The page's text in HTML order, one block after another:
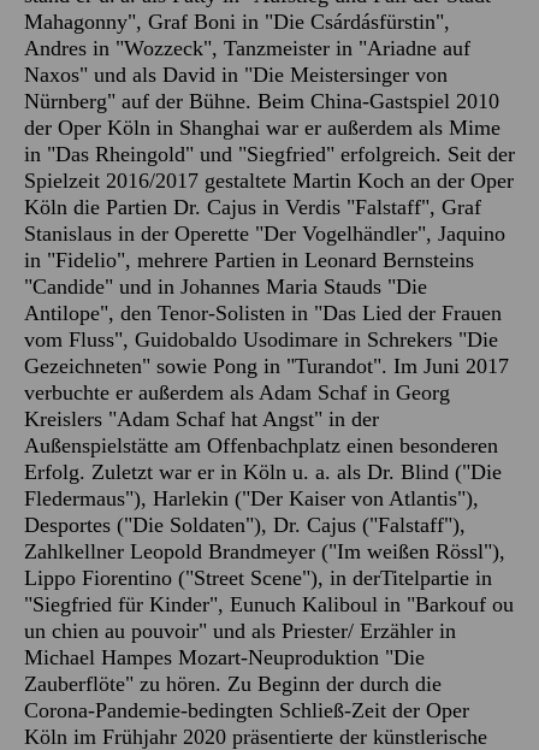
Mahagonny", Graf Boni in "Die Csárdásfürstin",
Andres in "Wozzeck", Tanzmeister in "Ariadne auf
Naxos" und als David in "Die Meistersinger von
Nürnberg" auf der Bühne. Beim China-Gastspiel 2010
der Oper Köln in Shanghai war er außerdem als Mime
in "Das Rheingold" und "Siegfried" erfolgreich. Seit der
Spielzeit 2016/2017 gestaltete Martin Koch an der Oper
Köln die Partien Dr. Cajus in Verdis "Falstaff", Graf
Stanislaus in der Operette "Der Vogelhändler", Jaquino
in "Fidelio", mehrere Partien in Leonard Bernsteins
"Candide" und in Johannes Maria Stauds "Die
Antilope", den Tenor-Solisten in "Das Lied der Frauen
vom Fluss", Guidobaldo Usodimare in Schrekers "Die
Gezeichneten" sowie Pong in "Turandot". Im Juni 2017
verbuchte er außerdem als Adam Schaf in Georg
Kreislers "Adam Schaf hat Angst" in der
Außenspielstätte am Offenbachplatz einen besonderen
Erfolg. Zuletzt war er in Köln u. a. als Dr. Blind ("Die
Fledermaus"), Harlekin ("Der Kaiser von Atlantis"),
Desportes ("Die Soldaten"), Dr. Cajus ("Falstaff"),
Zahlkellner Leopold Brandmeyer ("Im weißen Rössl"),
Lippo Fiorentino ("Street Scene"), in derTitelpartie in
"Siegfried für Kinder", Eunuch Kaliboul in "Barkouf ou
un chien au pouvoir" und als Priester/ Erzähler in
Michael Hampes Mozart-Neuproduktion "Die
Zauberflöte" zu hören. Zu Beginn der durch die
Corona-Pandemie-bedingten Schließ-Zeit der Oper
Köln im Frühjahr 2020 präsentierte der künstlerische